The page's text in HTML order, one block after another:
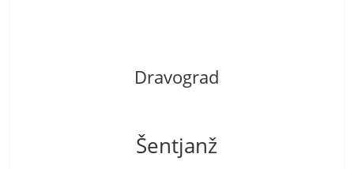
Dravograd
Šentjanž